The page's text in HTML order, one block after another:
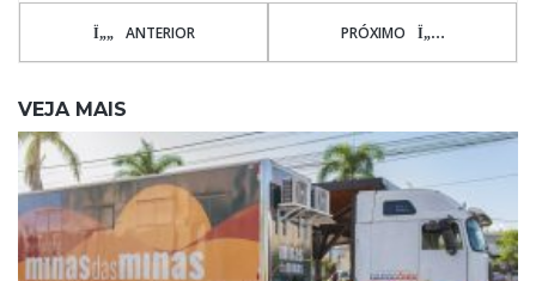
ANTERIOR PRÓXIMO
VEJA MAIS